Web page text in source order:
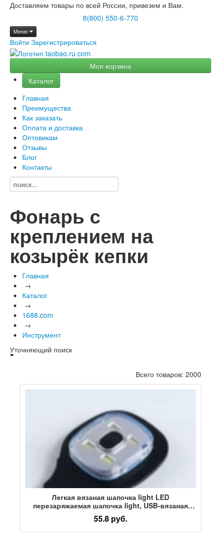
Доставляем товары по всей России, привезем и Вам.
8(800) 550-6-770
Меню
Войти Зарегистрироваться
Моя корзина
Каталог
Главная
Преимущества
Как заказать
Оплата и доставка
Оптовикам
Отзывы
Блог
Контакты
Фонарь с
креплением на
козырёк кепки
Главная
→
Каталог
→
1688.com
→
Инструмент
Уточняющий поиск
Всего товаров: 2000
Легкая вязаная шапочка light LED
перезаряжаемая шапочка light, USB-вязаная
шапочка light USB перезаряжаемая шапочка
light перезаряжаемая светодиодная шапочка
light
55.8 руб.